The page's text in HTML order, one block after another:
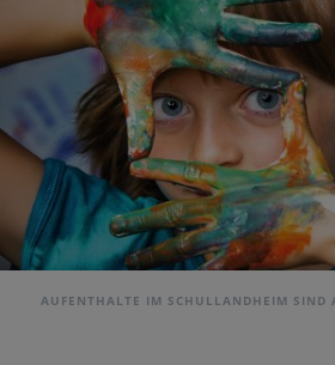
AUFENTHALTE IM SCHULLANDHEIM SIND